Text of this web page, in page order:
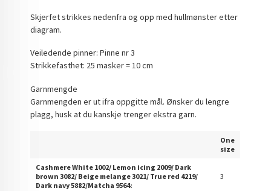
Skjerfet strikkes nedenfra og opp med hullmønster etter
diagram.
Veiledende pinner: Pinne nr 3
Strikkefasthet: 25 masker = 10 cm
Garnmengde
Garnmengden er ut ifra oppgitte mål. Ønsker du lengre
plagg, husk at du kanskje trenger ekstra garn.
One
size
Cashmere White 1002/ Lemon icing 2009/ Dark
brown 3082/ Beige melange 3021/ True red 4219/
Dark navy 5882/Matcha 9564:
3